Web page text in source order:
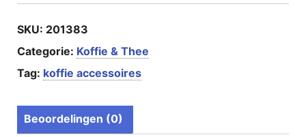
SKU: 201383
Categorie: Koffie & Thee
Tag: koffie accessoires
Beoordelingen (0)